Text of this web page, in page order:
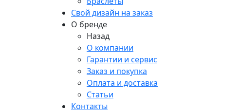
Свой дизайн на заказ
О бренде
Назад
О компании
Гарантии и сервис
Заказ и покупка
Оплата и доставка
Статьи
Контакты